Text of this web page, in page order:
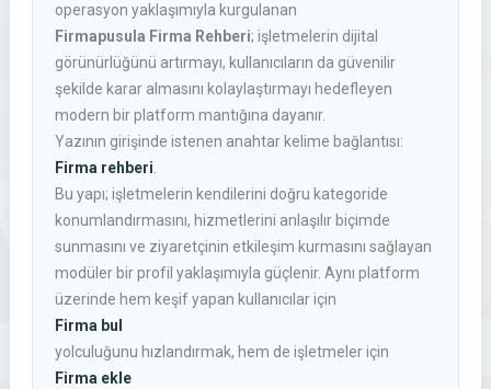
operasyon yaklaşımıyla kurgulanan
Firmapusula Firma Rehberi; işletmelerin dijital
görünürlüğünü artırmayı, kullanıcıların da güvenilir
şekilde karar almasını kolaylaştırmayı hedefleyen
modern bir platform mantığına dayanır.
Yazının girişinde istenen anahtar kelime bağlantısı:
Firma rehberi
Bu yapı; işletmelerin kendilerini doğru kategoride
konumlandırmasını, hizmetlerini anlaşılır biçimde
sunmasını ve ziyaretçinin etkileşim kurmasını sağlayan
modüler bir profil yaklaşımıyla güçlenir. Aynı platform
üzerinde hem keşif yapan kullanıcılar için
Firma bul
yolculuğunu hızlandırmak, hem de işletmeler için
Firma ekle